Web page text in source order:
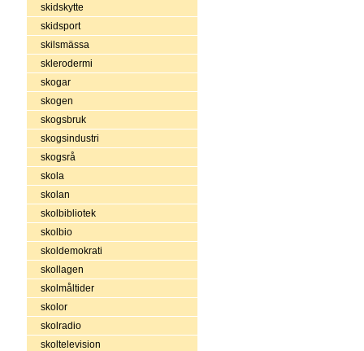
skidskytte
skidsport
skilsmässa
sklerodermi
skogar
skogen
skogsbruk
skogsindustri
skogsrå
skola
skolan
skolbibliotek
skolbio
skoldemokrati
skollagen
skolmåltider
skolor
skolradio
skoltelevision